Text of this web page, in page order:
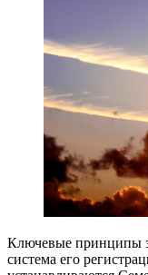
Ключевые принципы
система его